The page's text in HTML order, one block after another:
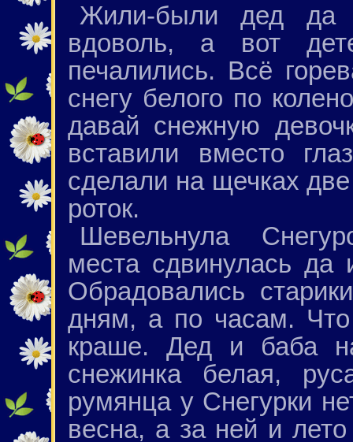
Жили-были дед да
вдоволь, а вот
печалились. Всё
снегу белого по
давай снежную
вставили вместо
сделали на щечках
роток.
Шевельнула
места сдвинулась
Обрадовались
дням, а по часам.
краше. Дед и баба
снежинка белая,
румянца у Снегурки
весна, а за ней и лето